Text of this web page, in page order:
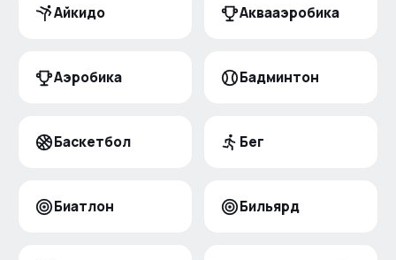
Айкидо Аквааэробика
Аэробика Бадминтон
Баскетбол Бег
Биатлон Бильярд